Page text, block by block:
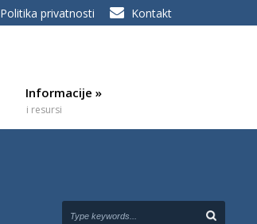
Politika privatnosti Kontakt
Informacije »
i resursi